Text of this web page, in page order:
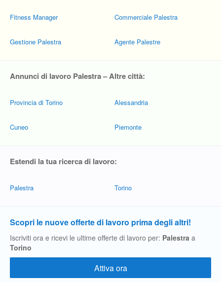
Fitness Manager
Gestione Palestra
Commerciale Palestra
Agente Palestre
Annunci di lavoro Palestra – Altre città:
Provincia di Torino
Cuneo
Alessandria
Piemonte
Estendi la tua ricerca di lavoro:
Palestra Torino
Scopri le nuove offerte di lavoro prima degli altri!
Iscriviti ora e ricevi le ultime offerte di lavoro per: Palestra a
Torino